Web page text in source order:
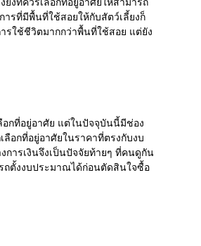
รที่มีพื้นที่ใช้สอยให้กับสัตว์เลี้ยงก็
รใช้ชีวิตมากกว่าพื้นที่ใช้สอย แต่ยัง
กที่อยู่อาศัย แต่ในปัจจุบันนี้มีช่อง
อกที่อยู่อาศัยในราคาที่ตรงกับงบ
ารเงินจึงเป็นปัจจัยท้ายๆ ที่คนดูกัน
ถตั้งงบประมาณได้ก่อนตัดสินใจซื้อ